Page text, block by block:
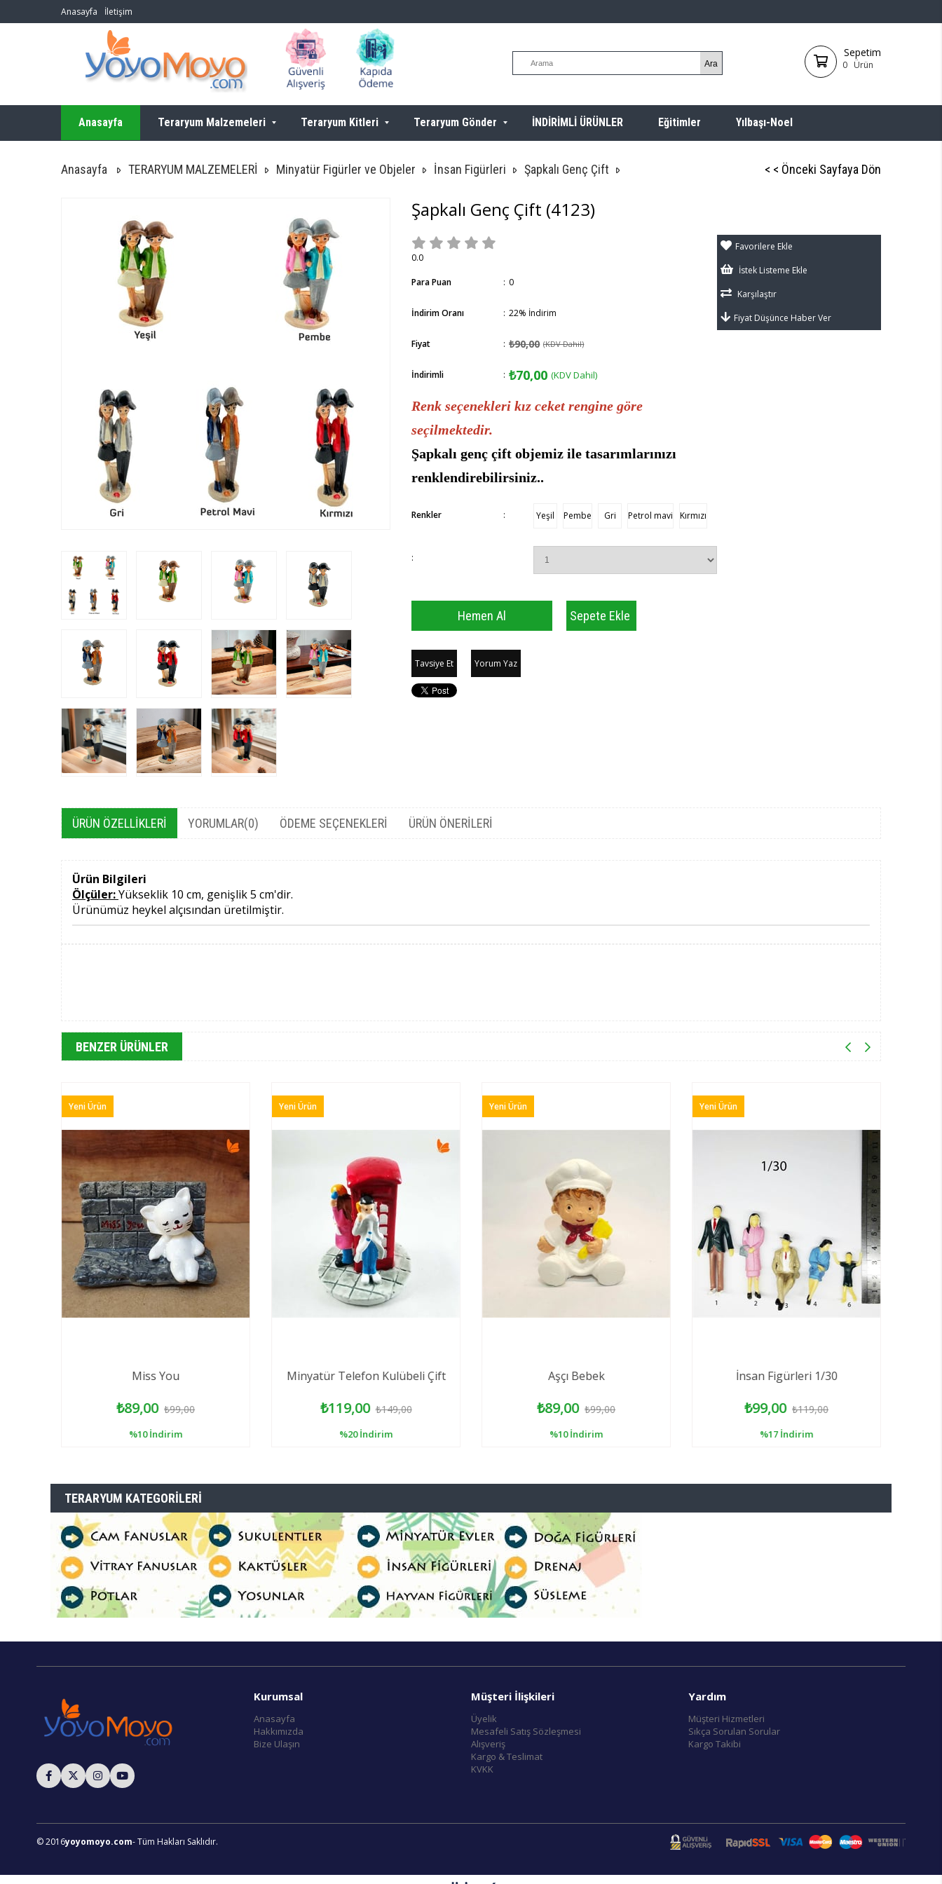
Anasayfa İletişim
Sepetim
0 Ürün
Anasayfa Teraryum Malzemeleri Teraryum Kitleri Teraryum Gönder İNDİRİMLİ ÜRÜNLER Eğitimler Yılbaşı-Noel
Anasayfa TERARYUM MALZEMELERİ Minyatür Figürler ve Objeler İnsan Figürleri Şapkalı Genç Çift < < Önceki Sayfaya Dön
Şapkalı Genç Çift (4123)
0.0
Para Puan : 0
İndirim Oranı : %
22 İndirim
Fiyat : ₺90,00 (KDV Dahil)
İndirimli : ₺70,00 (KDV Dahil)
Renk seçenekleri kız ceket rengine göre
seçilmektedir.
Şapkalı genç çift objemiz ile tasarımlarınızı
renklendirebilirsiniz..
Renkler : Yeşil Pembe Gri Petrol mavi Kırmızı
:
Favorilere Ekle
İstek Listeme Ekle
Karşılaştır
Fiyat Düşünce Haber Ver
Tavsiye Et Yorum Yaz
ÜRÜN ÖZELLIKLERI YORUMLAR(0) ÖDEME SEÇENEKLERI ÜRÜN ÖNERILERI
Ürün Bilgileri
Ölçüler:Yükseklik 10 cm, genişlik 5 cm'dir.
Ürünümüz heykel alçısından üretilmiştir.
BENZER ÜRÜNLER
Miss You
₺89,00 ₺99,00
%10 İndirim
Yeni Ürün
Minyatür Telefon Kulübeli Çift
₺119,00 ₺149,00
%20 İndirim
Yeni Ürün
Aşçı Bebek
₺89,00 ₺99,00
%10 İndirim
Yeni Ürün
İnsan Figürleri 1/30
₺99,00 ₺119,00
%17 İndirim
Yeni Ürün
TERARYUM KATEGORILERI
Kurumsal
Anasayfa
Hakkımızda
Bize Ulaşın
Müşteri İlişkileri
Üyelik
Mesafeli Satış Sözleşmesi
Alışveriş
Kargo & Teslimat
KVKK
Yardım
Müşteri Hizmetleri
Sıkça Sorulan Sorular
Kargo Takibi
© 2016yoyomoyo.com- Tüm Hakları Saklıdır.